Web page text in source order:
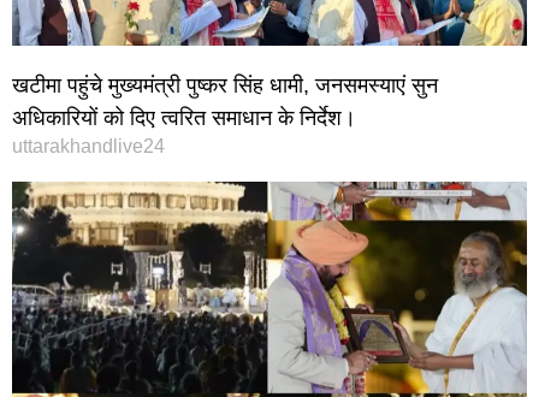
खटीमा पहुंचे मुख्यमंत्री पुष्कर सिंह धामी, जनसमस्याएं सुन
अधिकारियों को दिए त्वरित समाधान के निर्देश।
uttarakhandlive24